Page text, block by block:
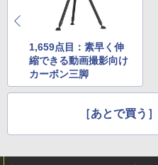
1,659点目：素早く伸
縮できる動画撮影向け
カーボン三脚
［あとで買う